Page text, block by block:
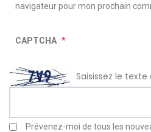
navigateur pour mon prochain
CAPTCHA *
Saisissez le
Prévenez-moi de tous les